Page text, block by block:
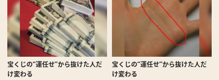
宝くじの“運任せ”から抜けた人だ
け変わる
宝くじの“運任せ”から抜けた人だ
け変わる